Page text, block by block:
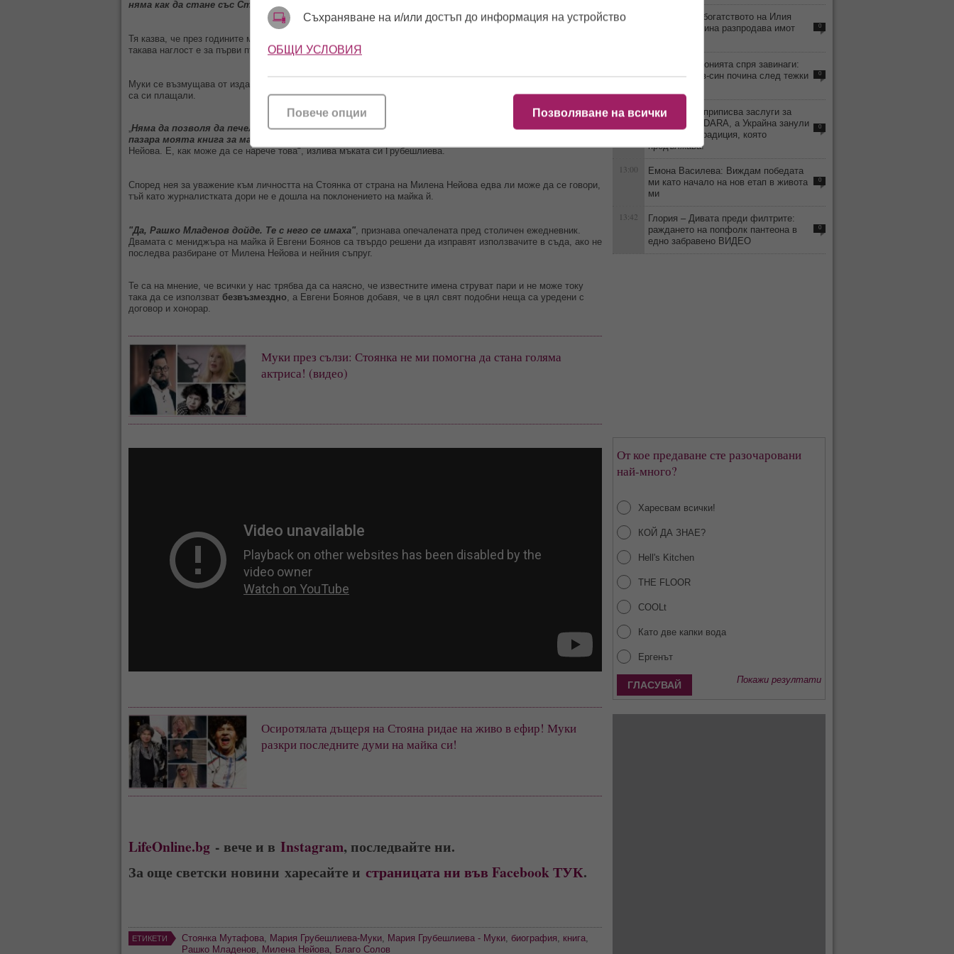
няма как да стане със Стоянка"
Тя казва, че през годините мнозина се възползвали от името и таланта на известната й майка, но чак с
такава наглост е за първи път.
Муки се възмущава от издателите на книгата, като отбелязва, че и преди са правени публикации, но всички
са си плащали.
Няма да позволя да печелят на гъба на мама. Освен това в същият момент, когато пуснахме на
пазара моята книга за майка ми "Добър вечер, столетие мое"
Нейова. Е, как може да се нарече това", излива мъката си Грубешлиева.
Според нея за уважение към личността на Стоянка от страна на Милена Нейова едва ли може да се говори,
тъй като журналистката дори не е дошла на поклонението на майка й.
"Да, Рашко Младенов дойде. Те с него се имаха" , признава опечалената пред столичен ежедневник.
Двамата с мениджъра на майка й Евгени Боянов са твърдо решени да изправят използвачите в съда, ако не
последва разбиране от Милена Нейова и нейния съпруг.
Те са на мнение, че всички у нас трябва да са наясно, че известните имена струват пари и не може току
така да се използват безвъзмездно , а Евгени Боянов добавя, че в цял свят подобни неща са уредени с
договор и хонорар.
Муки през сълзи: Стоянка не ми помогна да стана голяма
актриса! (видео)
Осиротялата дъщеря на Стояна ридае на живо в ефир! Муки
разкри последните думи на майка си!
LifeOnline.bg - вече и в Instagram, последвайте ни.
За още светски новини харесайте и страницата ни във Facebook ТУК.
ЕТИКЕТИ Стоянка Мутафова Мария Грубешлиева-Муки Мария Грубешлиева - Муки биография книга
Рашко Младенов
Милена Нейова Благо Солов
16:06
Стопи ли се богатството на Илия
Павлов? Дарина разпродава имот
0
Перото на иронията спря завинаги:
Любен Дилов-син почина след тежки
0
12:58
Киркоров си приписва заслуги за
победата на DARA, а Украйна занули
България - традиция, която
продължава!
0
13:00
Емона Василева: Виждам победата
ми като начало на нов етап в живота
ми
0
13:42
Глория – Дивата преди филтрите:
раждането на попфолк пантеона в
едно забравено ВИДЕО
0
От кое предаване сте разочаровани
най-много?
Харесвам всички!
КОЙ ДА ЗНАЕ?
Hell's Kitchen
THE FLOOR
COOLt
Като две капки вода
Ергенът
Покажи резултати
Съхраняване на и/или достъп до информация на устройство
ОБЩИ УСЛОВИЯ
Позволяване на всички
Повече опции